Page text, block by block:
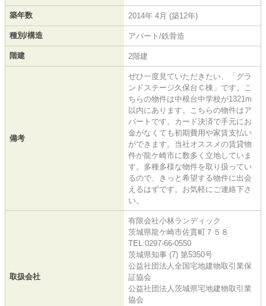
築年数 2014年 4月 (築12年)
種別/構造 アパート/鉄骨造
階建 2階建
備考
ぜひ一度見ていただきたい、「グラ
ンドステージ久保台Ｃ棟」です。こ
ちらの物件は中根台中学校が1321m
以内にあります。こちらの物件はア
パートです。カード決済で手元にお
金がなくても初期費用や家賃支払い
ができます。当社オススメの賃貸物
件が龍ケ崎市に数多く立地していま
す。多種多様な物件を取り扱ってい
るので、きっと希望する物件に出会
えるはずです。お気軽にご連絡下さ
い。
取扱会社
有限会社小林ランディック
茨城県龍ケ崎市佐貫町７５８
TEL:0297-66-0550
茨城県知事 (7) 第5350号
公益社団法人全国宅地建物取引業保
証協会
公益社団法人茨城県宅地建物取引業
協会